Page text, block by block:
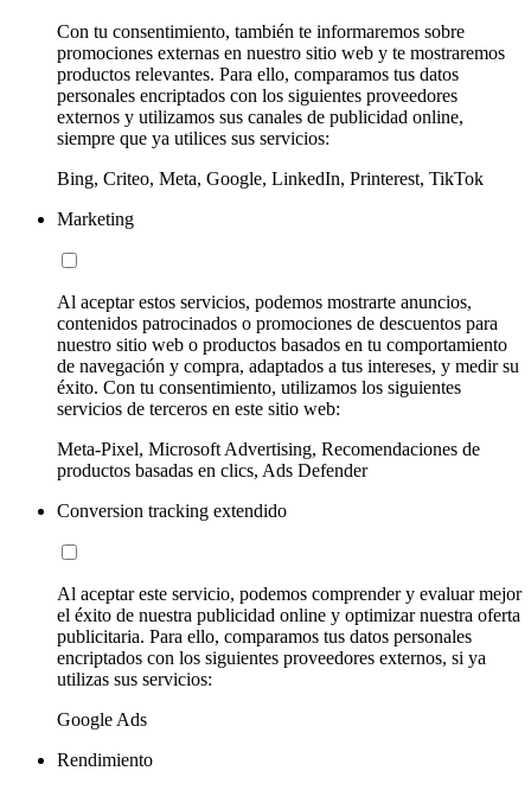
Con tu consentimiento, también te informaremos sobre
promociones externas en nuestro sitio web y te mostraremos
productos relevantes. Para ello, comparamos tus datos
personales encriptados con los siguientes proveedores
externos y utilizamos sus canales de publicidad online,
siempre que ya utilices sus servicios:
Bing, Criteo, Meta, Google, LinkedIn, Printerest, TikTok
Marketing
Al aceptar estos servicios, podemos mostrarte anuncios,
contenidos patrocinados o promociones de descuentos para
nuestro sitio web o productos basados en tu comportamiento
de navegación y compra, adaptados a tus intereses, y medir su
éxito. Con tu consentimiento, utilizamos los siguientes
servicios de terceros en este sitio web:
Meta-Pixel, Microsoft Advertising, Recomendaciones de
productos basadas en clics, Ads Defender
Conversion tracking extendido
Al aceptar este servicio, podemos comprender y evaluar mejor
el éxito de nuestra publicidad online y optimizar nuestra oferta
publicitaria. Para ello, comparamos tus datos personales
encriptados con los siguientes proveedores externos, si ya
utilizas sus servicios:
Google Ads
Rendimiento